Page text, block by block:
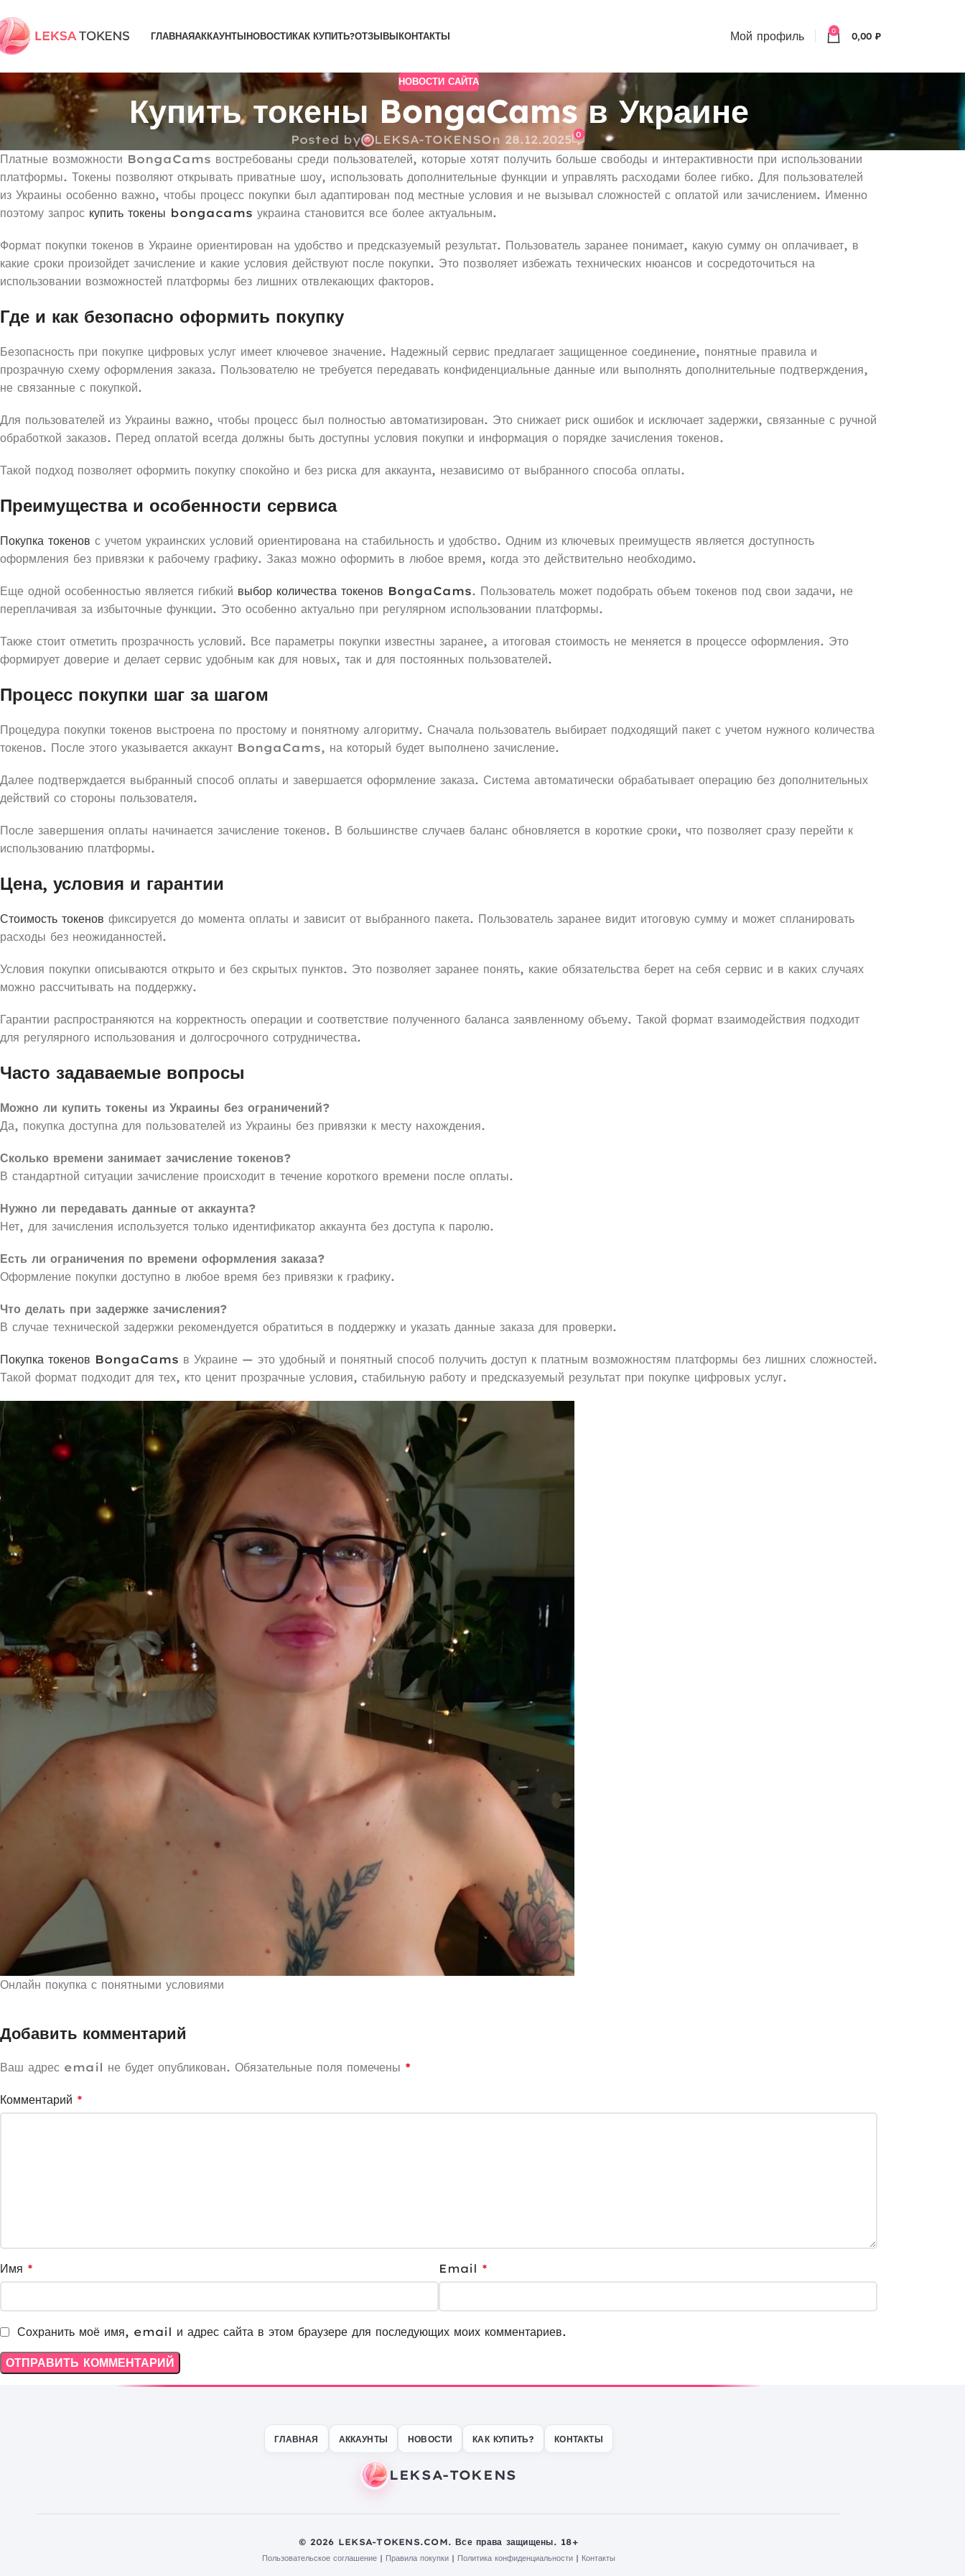
ГЛАВНАЯАККАУНТЫНОВОСТИКАК КУПИТЬ?ОТЗЫВЫКОНТАКТЫ Мой профиль 0 0,00 ₽
НОВОСТИ САЙТА
Купить токены BongaCams в Украине
Posted by LEKSA-TOKENSOn 28.12.2025 0
Платные возможности BongaCams востребованы среди пользователей, которые хотят получить больше свободы и интерактивности при использовании
платформы. Токены позволяют открывать приватные шоу, использовать дополнительные функции и управлять расходами более гибко. Для пользователей
из Украины особенно важно, чтобы процесс покупки был адаптирован под местные условия и не вызывал сложностей с оплатой или зачислением. Именно
поэтому запрос купить токены bongacams украина становится все более актуальным.
Формат покупки токенов в Украине ориентирован на удобство и предсказуемый результат. Пользователь заранее понимает, какую сумму он оплачивает, в
какие сроки произойдет зачисление и какие условия действуют после покупки. Это позволяет избежать технических нюансов и сосредоточиться на
использовании возможностей платформы без лишних отвлекающих факторов.
Где и как безопасно оформить покупку
Безопасность при покупке цифровых услуг имеет ключевое значение. Надежный сервис предлагает защищенное соединение, понятные правила и
прозрачную схему оформления заказа. Пользователю не требуется передавать конфиденциальные данные или выполнять дополнительные подтверждения,
не связанные с покупкой.
Для пользователей из Украины важно, чтобы процесс был полностью автоматизирован. Это снижает риск ошибок и исключает задержки, связанные с ручной
обработкой заказов. Перед оплатой всегда должны быть доступны условия покупки и информация о порядке зачисления токенов.
Такой подход позволяет оформить покупку спокойно и без риска для аккаунта, независимо от выбранного способа оплаты.
Преимущества и особенности сервиса
Покупка токенов с учетом украинских условий ориентирована на стабильность и удобство. Одним из ключевых преимуществ является доступность
оформления без привязки к рабочему графику. Заказ можно оформить в любое время, когда это действительно необходимо.
Еще одной особенностью является гибкий выбор количества токенов BongaCams. Пользователь может подобрать объем токенов под свои задачи, не
переплачивая за избыточные функции. Это особенно актуально при регулярном использовании платформы.
Также стоит отметить прозрачность условий. Все параметры покупки известны заранее, а итоговая стоимость не меняется в процессе оформления. Это
формирует доверие и делает сервис удобным как для новых, так и для постоянных пользователей.
Процесс покупки шаг за шагом
Процедура покупки токенов выстроена по простому и понятному алгоритму. Сначала пользователь выбирает подходящий пакет с учетом нужного количества
токенов. После этого указывается аккаунт BongaCams, на который будет выполнено зачисление.
Далее подтверждается выбранный способ оплаты и завершается оформление заказа. Система автоматически обрабатывает операцию без дополнительных
действий со стороны пользователя.
После завершения оплаты начинается зачисление токенов. В большинстве случаев баланс обновляется в короткие сроки, что позволяет сразу перейти к
использованию платформы.
Цена, условия и гарантии
Стоимость токенов фиксируется до момента оплаты и зависит от выбранного пакета. Пользователь заранее видит итоговую сумму и может спланировать
расходы без неожиданностей.
Условия покупки описываются открыто и без скрытых пунктов. Это позволяет заранее понять, какие обязательства берет на себя сервис и в каких случаях
можно рассчитывать на поддержку.
Гарантии распространяются на корректность операции и соответствие полученного баланса заявленному объему. Такой формат взаимодействия подходит
для регулярного использования и долгосрочного сотрудничества.
Часто задаваемые вопросы
Можно ли купить токены из Украины без ограничений?
Да, покупка доступна для пользователей из Украины без привязки к месту нахождения.
Сколько времени занимает зачисление токенов?
В стандартной ситуации зачисление происходит в течение короткого времени после оплаты.
Нужно ли передавать данные от аккаунта?
Нет, для зачисления используется только идентификатор аккаунта без доступа к паролю.
Есть ли ограничения по времени оформления заказа?
Оформление покупки доступно в любое время без привязки к графику.
Что делать при задержке зачисления?
В случае технической задержки рекомендуется обратиться в поддержку и указать данные заказа для проверки.
Покупка токенов BongaCams в Украине — это удобный и понятный способ получить доступ к платным возможностям платформы без лишних сложностей.
Такой формат подходит для тех, кто ценит прозрачные условия, стабильную работу и предсказуемый результат при покупке цифровых услуг.
Онлайн покупка с понятными условиями
Добавить комментарий
Ваш адрес email не будет опубликован. Обязательные поля помечены *
Комментарий *
Имя * Email *
Сохранить моё имя, email и адрес сайта в этом браузере для последующих моих комментариев.
ГЛАВНАЯ АККАУНТЫ НОВОСТИ КАК КУПИТЬ? КОНТАКТЫ
© 2026 LEKSA-TOKENS.COM. Все права защищены. 18+
Пользовательское соглашение | Правила покупки | Политика конфиденциальности | Контакты